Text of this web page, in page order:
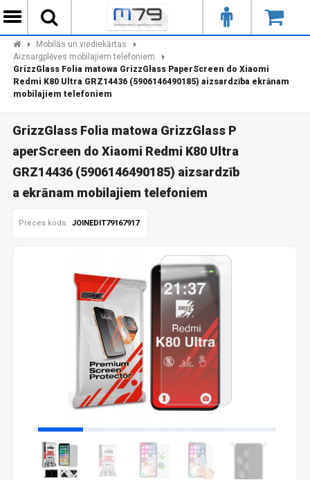
Mobilās un viediekārtas
Aizsargplēves mobilajiem telefoniem
GrizzGlass Folia matowa GrizzGlass PaperScreen do Xiaomi
Redmi K80 Ultra GRZ14436 (5906146490185) aizsardzība ekrānam
mobilajiem telefoniem
GrizzGlass Folia matowa GrizzGlass P
aperScreen do Xiaomi Redmi K80 Ultra
GRZ14436 (5906146490185) aizsardzīb
a ekrānam mobilajiem telefoniem
Preces kods: JOINEDIT79167917